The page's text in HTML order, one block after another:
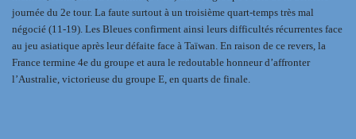
journée du 2e tour. La faute surtout à un troisième quart-temps très mal
négocié (11-19). Les Bleues confirment ainsi leurs difficultés récurrentes face
au jeu asiatique après leur défaite face à Taïwan. En raison de ce revers, la
France termine 4e du groupe et aura le redoutable honneur d’affronter
l’Australie, victorieuse du groupe E, en quarts de finale.